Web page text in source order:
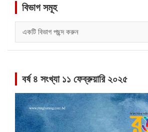
বিভাগ সমূহ
সমূহ
বর্ষ ৪ সংখ্যা ১১ ফেব্রুয়ারি ২০২৫